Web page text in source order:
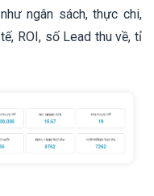
ngân sách, thực chi,
ROI, số Lead thu về, tỉ